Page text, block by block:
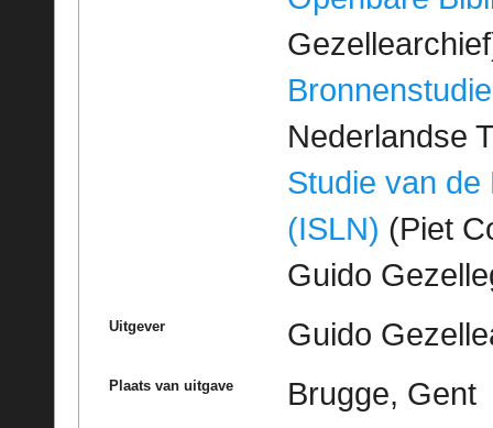
Bronnenstudie
Nederlandse
Studie van de
(ISLN) (Piet
Guido
Uitgever Guido
Plaats van uitgave Brugge, Gent